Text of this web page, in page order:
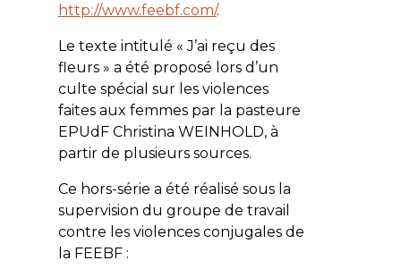
http://www.feebf.com/.
Le texte intitulé « J’ai reçu des
fleurs » a été proposé lors d’un
culte spécial sur les violences
faites aux femmes par la pasteure
EPUdF Christina WEINHOLD, à
partir de plusieurs sources.
Ce hors-série a été réalisé sous la
supervision du groupe de travail
contre les violences conjugales de
la FEEBF :